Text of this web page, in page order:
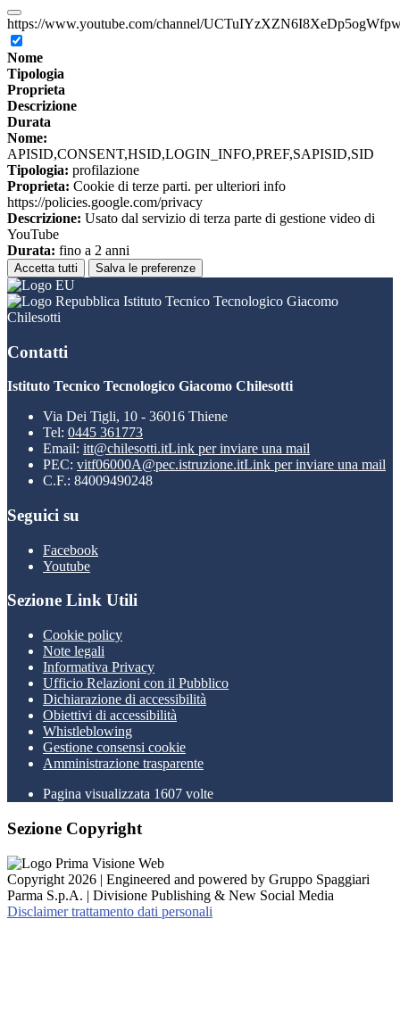
https://www.youtube.com/channel/
Nome
Tipologia
Proprieta
Descrizione
Durata
Nome:
APISID,CONSENT,HSID,LOGIN_INFO,PREF,SAPISID,SID
Tipologia: profilazione
Proprieta: Cookie di terze parti. per ulteriori info
https://policies.google.com/privacy
Descrizione: Usato dal servizio di terza parte di gestione video di
YouTube
Durata: fino a 2 anni
Accetta tutti Salva le preferenze
Istituto Tecnico Tecnologico Giacomo
Chilesotti
Contatti
Istituto Tecnico Tecnologico Giacomo Chilesotti
Via Dei Tigli, 10 - 36016 Thiene
Tel: 0445 361773
Email: itt@chilesotti.itLink per inviare una mail
PEC: vitf06000A@pec.istruzione.itLink per inviare una mail
C.F.: 84009490248
Seguici su
Facebook
Youtube
Sezione Link Utili
Cookie policy
Note legali
Informativa Privacy
Ufficio Relazioni con il Pubblico
Dichiarazione di accessibilità
Obiettivi di accessibilità
Whistleblowing
Gestione consensi cookie
Amministrazione trasparente
Pagina visualizzata 1607 volte
Sezione Copyright
Copyright 2026 | Engineered and powered by Gruppo Spaggiari
Parma S.p.A. | Divisione Publishing & New Social Media
Disclaimer trattamento dati personali